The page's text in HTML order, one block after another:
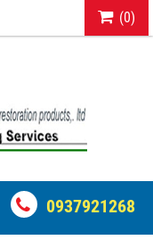
(0)
0937921268